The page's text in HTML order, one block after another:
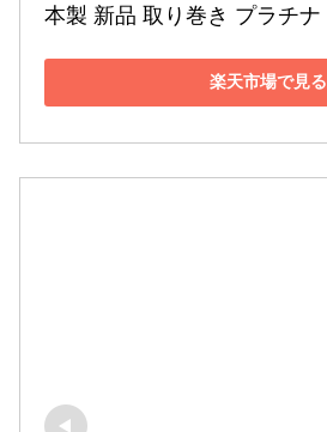
本製 新品 取り巻き プラチナ
楽天市場で見る